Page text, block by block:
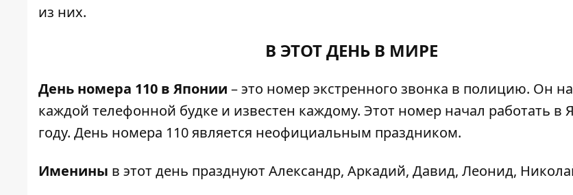
из них.
В ЭТОТ ДЕНЬ В МИРЕ
День номера 110 в Японии – это номер экстренного звонка в полицию. Он
каждой телефонной будке и известен каждому. Этот номер начал работать в
году. День номера 110 является неофициальным праздником.
Именины в этот день празднуют Александр, Аркадий, Давид, Леонид,